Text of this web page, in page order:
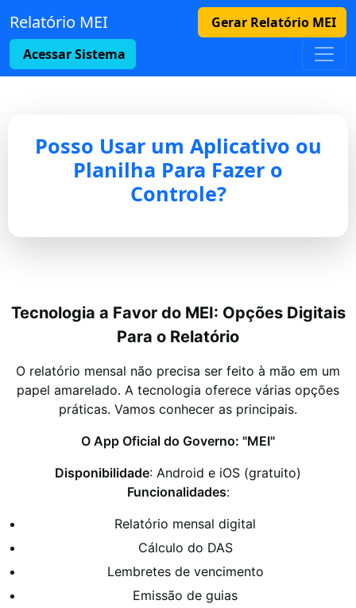
Relatório MEI
Gerar Relatório MEI
Acessar Sistema
Posso Usar um Aplicativo ou
Planilha Para Fazer o
Controle?
Tecnologia a Favor do MEI: Opções Digitais
Para o Relatório
O relatório mensal não precisa ser feito à mão em um
papel amarelado. A tecnologia oferece várias opções
práticas. Vamos conhecer as principais.
O App Oficial do Governo: "MEI"
Disponibilidade: Android e iOS (gratuito)
Funcionalidades:
Relatório mensal digital
Cálculo do DAS
Lembretes de vencimento
Emissão de guias